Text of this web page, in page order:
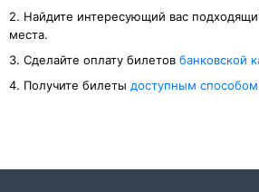
2. Найдите интересующий вас
места.
3. Cделайте оплату билетов банковской
4. Получите билеты доступным способом